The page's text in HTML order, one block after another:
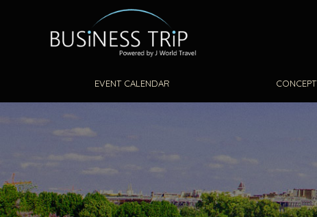
EVENT CALENDAR CONCEPT